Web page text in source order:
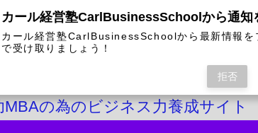
の為のビジネス力養成サイト
カール経営塾CarlBusinessSchoolから通知
カール経営塾CarlBusinessSchoolから最新情報を
で受け取りましょう！
拒否